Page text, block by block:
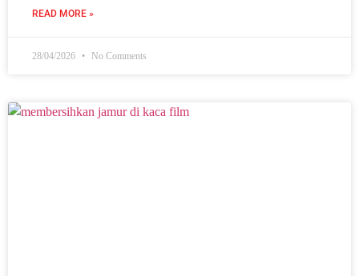
READ MORE »
28/04/2026 No Comments